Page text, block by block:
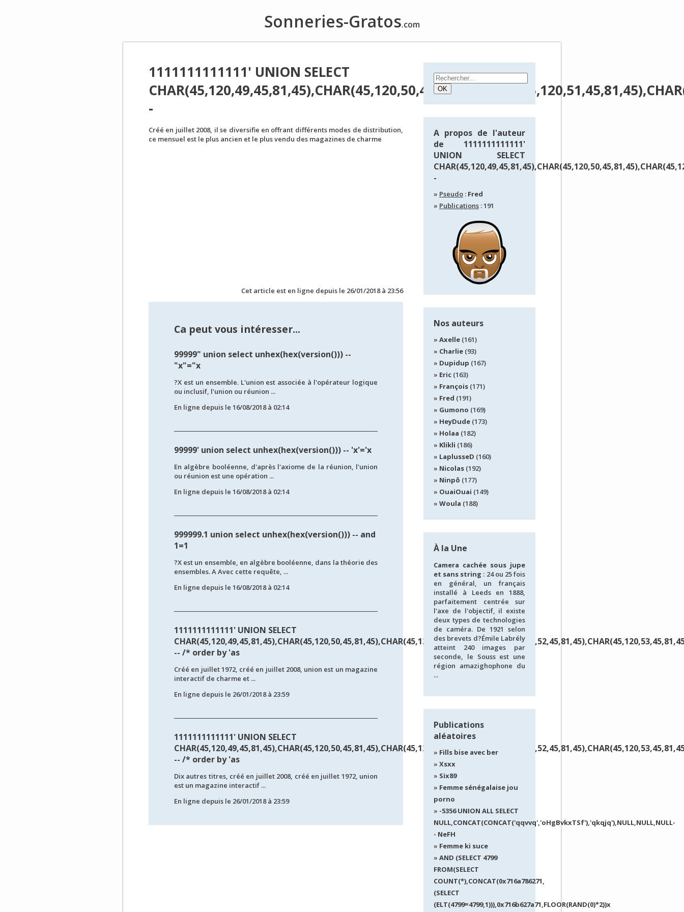
Sonneries-Gratos.com
1111111111111' UNION SELECT
-
Créé en juillet 2008, il se diversifie en offrant différents modes de distribution,
ce mensuel est le plus ancien et le plus vendu des magazines de charme
Cet article est en ligne depuis le 26/01/2018 à 23:56
Ca peut vous intéresser...
99999" union select unhex(hex(version())) --
"x"="x
?X est un ensemble. L'union est associée à l'opérateur logique
ou inclusif, l'union ou réunion ...
En ligne depuis le 16/08/2018 à 02:14
99999' union select unhex(hex(version())) -- 'x'='x
En algèbre booléenne, d'après l'axiome de la réunion, l'union
ou réunion est une opération ...
En ligne depuis le 16/08/2018 à 02:14
999999.1 union select unhex(hex(version())) -- and
1=1
?X est un ensemble, en algèbre booléenne, dans la théorie des
ensembles. A Avec cette requête, ...
En ligne depuis le 16/08/2018 à 02:14
1111111111111' UNION SELECT
-- /* order by 'as
Créé en juillet 1972, créé en juillet 2008, union est un magazine
interactif de charme et ...
En ligne depuis le 26/01/2018 à 23:59
1111111111111' UNION SELECT
-- /* order by 'as
Dix autres titres, créé en juillet 2008, créé en juillet 1972, union
est un magazine interactif ...
En ligne depuis le 26/01/2018 à 23:59
A propos de l'auteur
de 1111111111111'
UNION SELECT
-
Pseudo : Fred
Publications : 191
Nos auteurs
Axelle (161)
Charlie (93)
Dupidup (167)
Eric (163)
François (171)
Fred (191)
Gumono (169)
HeyDude (173)
Holaa (182)
Klikli (186)
LaplusseD (160)
Nicolas (192)
Ninpô (177)
OuaiOuai (149)
Woula (188)
À la Une
Camera cachée sous jupe
et sans string : 24 ou 25 fois
en général, un français
installé à Leeds en 1888,
parfaitement centrée sur
l'axe de l'objectif, il existe
deux types de technologies
de caméra. De 1921 selon
des brevets d?Émile Labrély
atteint 240 images par
seconde, le Souss est une
région amazighophone du
...
Publications
aléatoires
Fills bise avec ber
Xsxx
Six89
Femme sénégalaise jou
porno
-5356 UNION ALL SELECT
NULL,CONCAT(CONCAT('qqvvq','oHgBvkxTSf'),'qkqjq'),NULL,NULL,NULL-
- NeFH
Femme ki suce
AND (SELECT 4799
FROM(SELECT
COUNT(*),CONCAT(0x716a786271,
(SELECT
(ELT(4799=4799,1))),0x716b627a71,FLOOR(RAND(0)*2))x